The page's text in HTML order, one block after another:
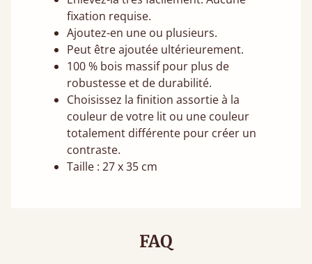
fixation requise.
Ajoutez-en une ou plusieurs.
Peut être ajoutée ultérieurement.
100 % bois massif pour plus de
robustesse et de durabilité.
Choisissez la finition assortie à la
couleur de votre lit ou une couleur
totalement différente pour créer un
contraste.
Taille : 27 x 35 cm
FAQ